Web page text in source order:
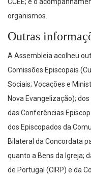
organismos.
Outras
A Assembleia acolheu
Comissões Episcopais
Sociais; Vocações e
Nova Evangelização);
das Conferências
dos Episcopados da
Bilateral da Concordata
quanto a Bens da Igreja;
de Portugal (CIRP) e da